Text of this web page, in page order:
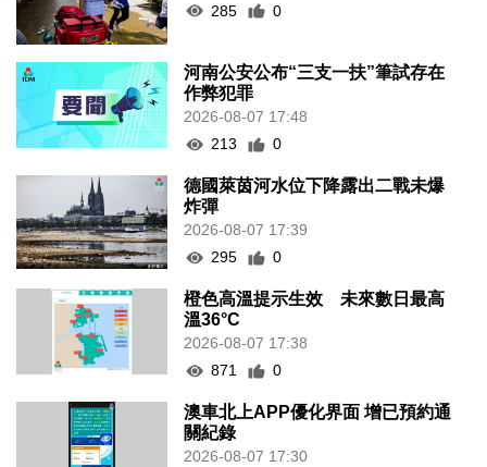
285
0
河南公安公布“三支一扶”筆試存在
作弊犯罪
2026-08-07 17:48
213
0
德國萊茵河水位下降露出二戰未爆
炸彈
2026-08-07 17:39
295
0
橙色高溫提示生效 未來數日最高
溫36°C
2026-08-07 17:38
871
0
澳車北上APP優化界面 增已預約通
關紀錄
2026-08-07 17:30